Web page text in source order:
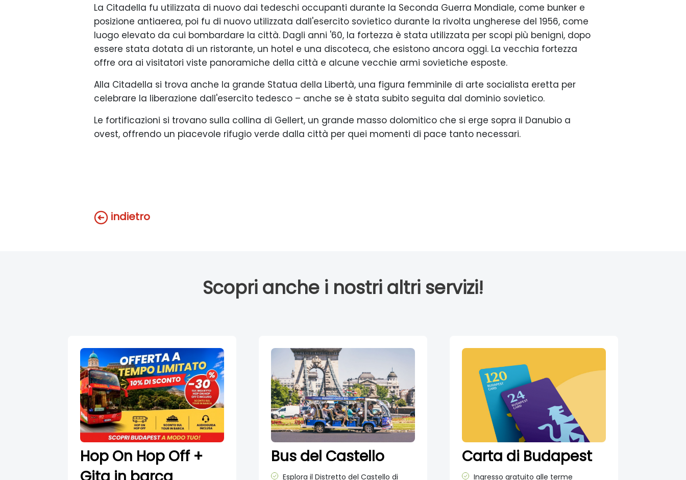
La Citadella fu utilizzata di nuovo dai tedeschi occupanti durante la Seconda Guerra Mondiale, come bunker e
posizione antiaerea, poi fu di nuovo utilizzata dall'esercito sovietico durante la rivolta ungherese del 1956, come
luogo elevato da cui bombardare la città. Dagli anni '60, la fortezza è stata utilizzata per scopi più benigni, dopo
essere stata dotata di un ristorante, un hotel e una discoteca, che esistono ancora oggi. La vecchia fortezza
offre ora ai visitatori viste panoramiche della città e alcune vecchie armi sovietiche esposte.
Alla Citadella si trova anche la grande Statua della Libertà, una figura femminile di arte socialista eretta per
celebrare la liberazione dall'esercito tedesco – anche se è stata subito seguita dal dominio sovietico.
Le fortificazioni si trovano sulla collina di Gellert, un grande masso dolomitico che si erge sopra il Danubio a
ovest, offrendo un piacevole rifugio verde dalla città per quei momenti di pace tanto necessari.
indietro
Scopri anche i nostri altri servizi!
Hop On Hop Off +
Bus del Castello
Esplora il Distretto del Castello di
Carta di Budapest
Ingresso gratuito alle terme